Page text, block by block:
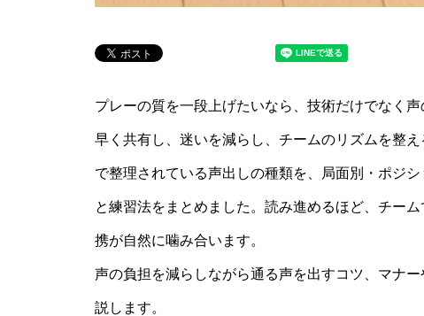
プレーの質を一段上げたいなら、技術だけでなく
早く共有し、迷いを減らし、チームのリズムを整
で整理されている声出しの種類を、局面別・ポジ
と練習法をまとめました。読み進めるほど、チー
携が自然に噛み合います。
声の負担を減らしながら通る声を出すコツ、マナ
説します。